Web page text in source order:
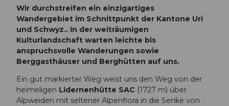
Wir durchstreifen ein einzigartiges
Wandergebiet im Schnittpunkt der Kantone Uri
und Schwyz.. In der weiträumigen
Kulturlandschaft warten leichte bis
anspruchsvolle Wanderungen sowie
Berggasthäuser und Berghütten auf uns.
Ein gut markierter Weg weist uns den Weg von der
heimeligen Lidernenhütte SAC (1727 m) über
Alpweiden mit seltener Alpenflora in die Senke von